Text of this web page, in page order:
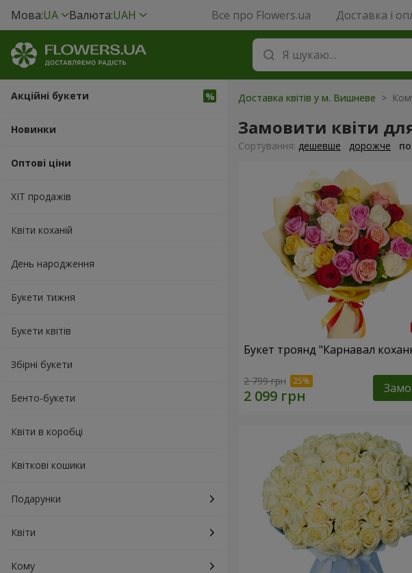
Мова:UA Валюта:UAH Все про Flowers.ua Доставка і
Акційні букети
Новинки
Оптові ціни
ХІТ продажів
Квіти коханій
День народження
Букети тижня
Букети квітів
Збірні букети
Бенто-букети
Квіти в коробці
Квіткові кошики
Подарунки
Квіти
Кому
Доставка квітів у м. Вишневе >
Замовити квіти
Сортування: дешевше дорожче
Букет троянд "Карнавал
2 799 грн